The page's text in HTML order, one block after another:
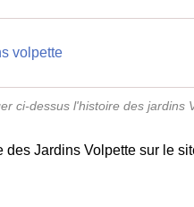
volpette
ci-dessus l'histoire des jardins
des Jardins Volpette sur le